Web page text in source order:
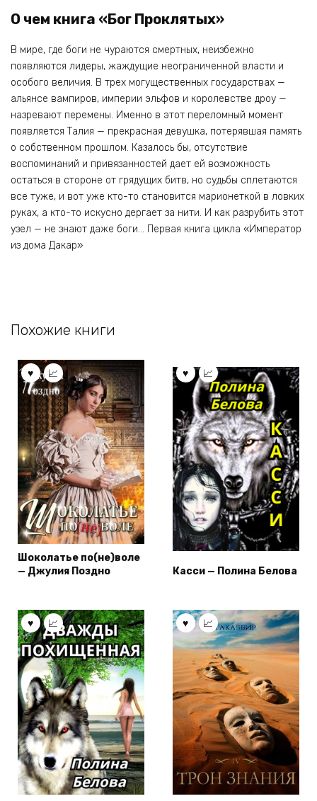
О чем книга «Бог Проклятых»
В мире, где боги не чураются смертных, неизбежно
появляются лидеры, жаждущие неограниченной власти и
особого величия. В трех могущественных государствах —
альянсе вампиров, империи эльфов и королевстве дроу —
назревают перемены. Именно в этот переломный момент
появляется Талия — прекрасная девушка, потерявшая память
о собственном прошлом. Казалось бы, отсутствие
воспоминаний и привязанностей дает ей возможность
остаться в стороне от грядущих битв, но судьбы сплетаются
все туже, и вот уже кто-то становится марионеткой в ловких
руках, а кто-то искусно дергает за нити. И как разрубить этот
узел — не знают даже боги… Первая книга цикла «Император
из дома Дакар»
Похожие книги
Шоколатье по(не)воле
— Джулия Поздно
Касси — Полина Белова